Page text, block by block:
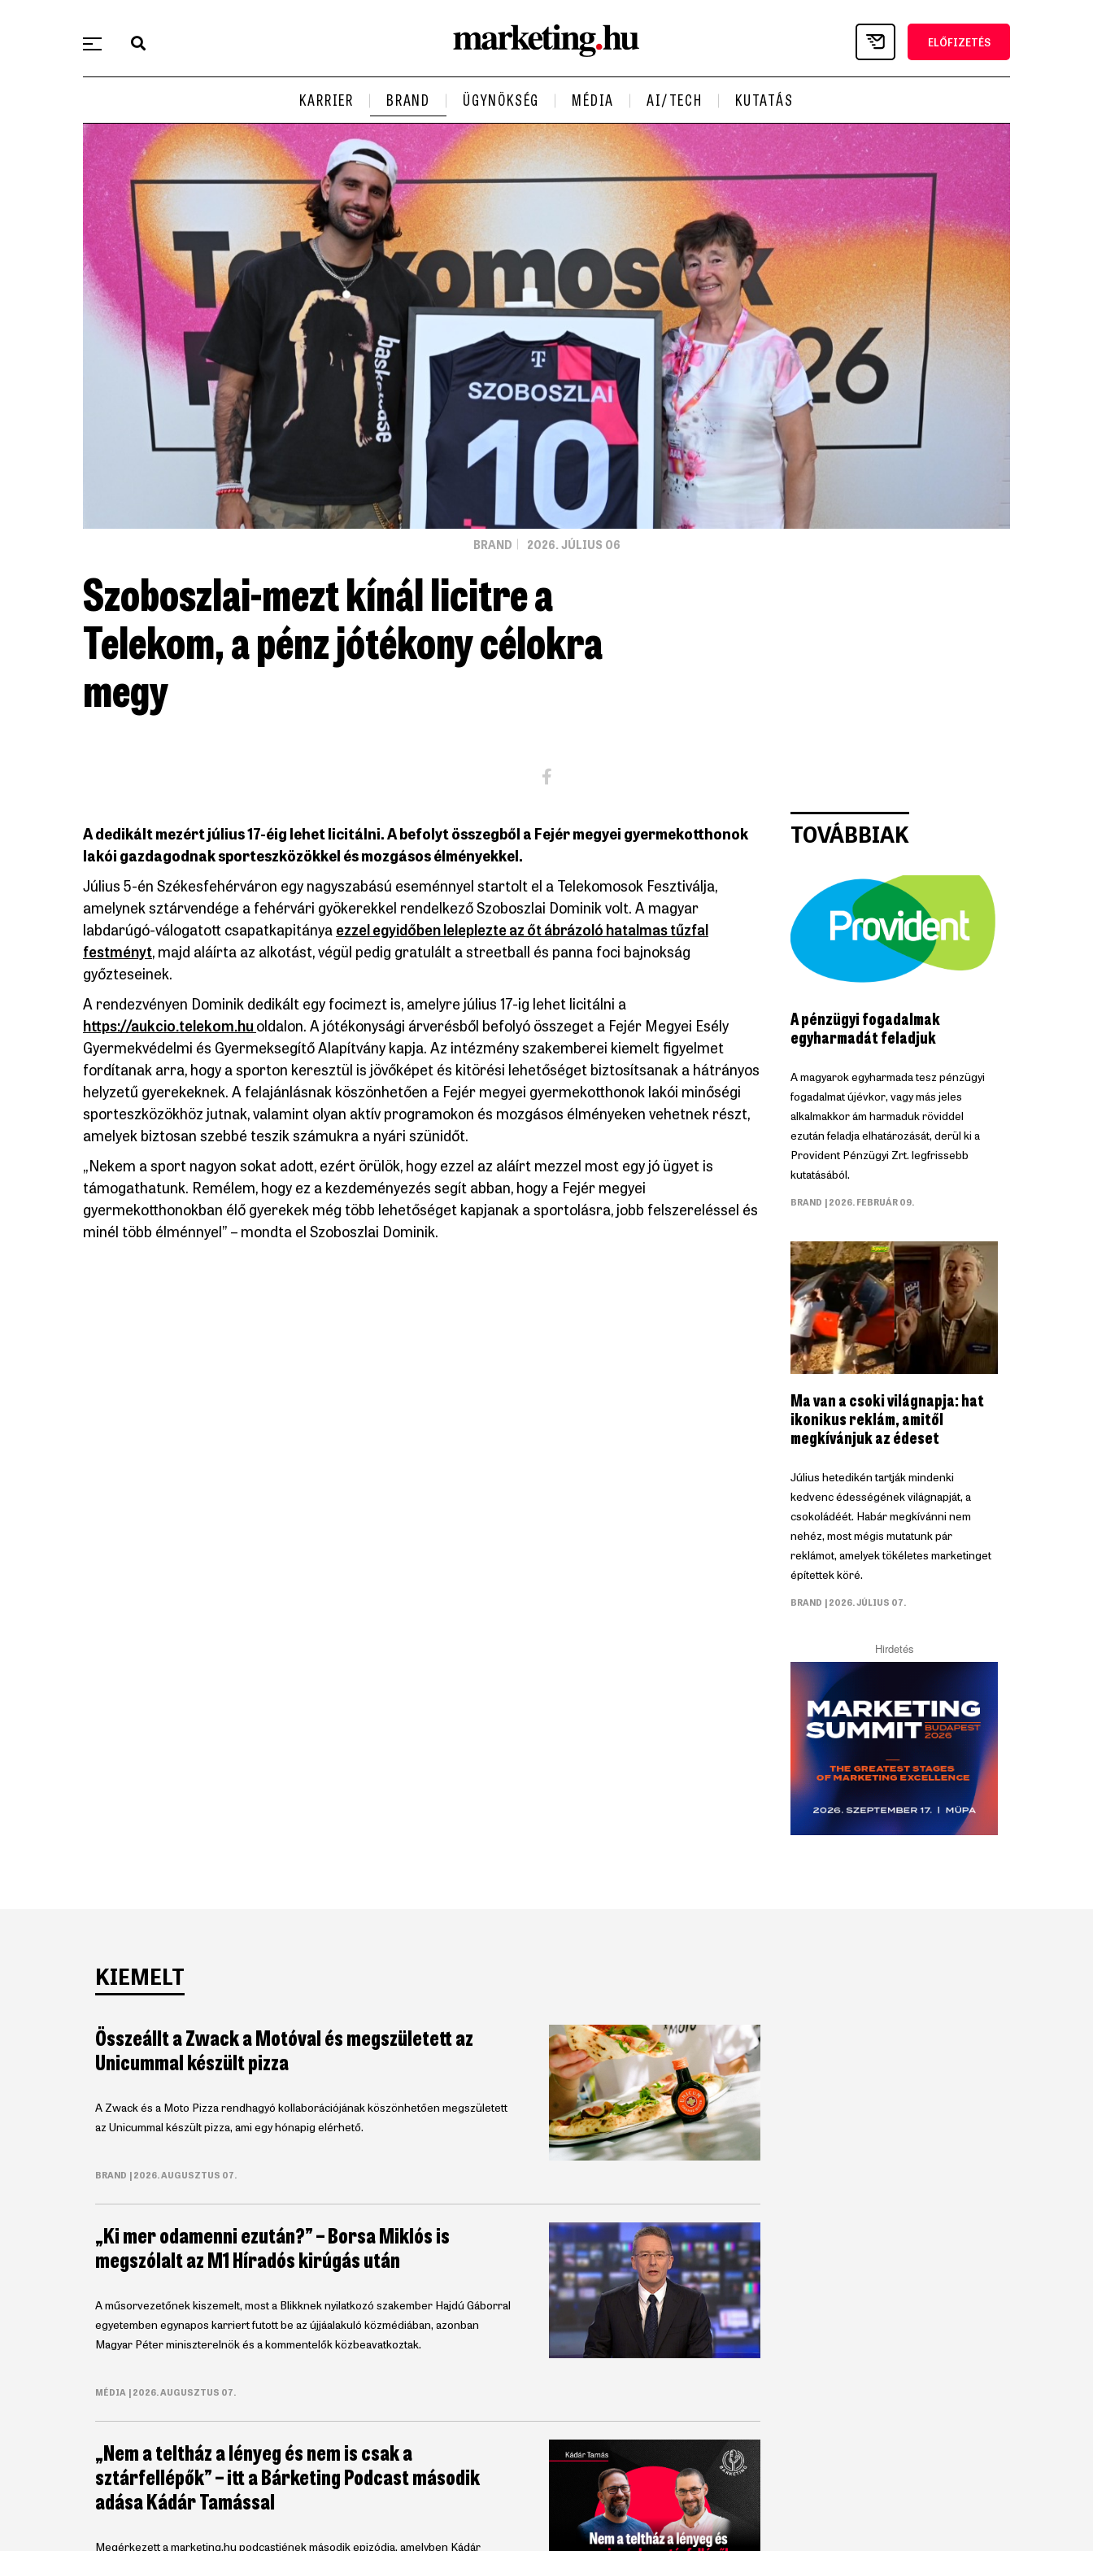
ELŐFIZETÉS
KARRIER BRAND ÜGYNÖKSÉG MÉDIA AI/TECH KUTATÁS
BRAND 2026. JÚLIUS 06
Szoboszlai-mezt kínál licitre a
Telekom, a pénz jótékony célokra
megy
A dedikált mezért július 17-éig lehet licitálni. A befolyt összegből a Fejér megyei gyermekotthonok
lakói gazdagodnak sporteszközökkel és mozgásos élményekkel.
Július 5-én Székesfehérváron egy nagyszabású eseménnyel startolt el a Telekomosok Fesztiválja,
amelynek sztárvendége a fehérvári gyökerekkel rendelkező Szoboszlai Dominik volt. A magyar
labdarúgó-válogatott csapatkapitányaezzel egyidőben leleplezte az őt ábrázoló hatalmas tűzfal
festményt, majd aláírta az alkotást, végül pedig gratulált a streetball és panna foci bajnokság
győzteseinek.
A rendezvényen Dominik dedikált egy focimezt is, amelyre július 17-ig lehet licitálni a
https://aukcio.telekom.huoldalon. A jótékonysági árverésből befolyó összeget a Fejér Megyei Esély
Gyermekvédelmi és Gyermeksegítő Alapítvány kapja. Az intézmény szakemberei kiemelt figyelmet
fordítanak arra, hogy a sporton keresztül is jövőképet és kitörési lehetőséget biztosítsanak a hátrányos
helyzetű gyerekeknek. A felajánlásnak köszönhetően a Fejér megyei gyermekotthonok lakói minőségi
sporteszközökhöz jutnak, valamint olyan aktív programokon és mozgásos élményeken vehetnek részt,
amelyek biztosan szebbé teszik számukra a nyári szünidőt.
„Nekem a sport nagyon sokat adott, ezért örülök, hogy ezzel az aláírt mezzel most egy jó ügyet is
támogathatunk. Remélem, hogy ez a kezdeményezés segít abban, hogy a Fejér megyei
gyermekotthonokban élő gyerekek még több lehetőséget kapjanak a sportolásra, jobb felszereléssel és
minél több élménnyel” – mondta el Szoboszlai Dominik.
TOVÁBBIAK
A pénzügyi fogadalmak
egyharmadát feladjuk
A magyarok egyharmada tesz pénzügyi
fogadalmat újévkor, vagy más jeles
alkalmakkor ám harmaduk röviddel
ezután feladja elhatározását, derül ki a
Provident Pénzügyi Zrt. legfrissebb
kutatásából.
BRAND | 2026. FEBRUÁR 09.
Ma van a csoki világnapja: hat
ikonikus reklám, amitől
megkívánjuk az édeset
Július hetedikén tartják mindenki
kedvenc édességének világnapját, a
csokoládéét. Habár megkívánni nem
nehéz, most mégis mutatunk pár
reklámot, amelyek tökéletes marketinget
építettek köré.
BRAND | 2026. JÚLIUS 07.
Hirdetés
KIEMELT
Összeállt a Zwack a Motóval és megszületett az
Unicummal készült pizza
A Zwack és a Moto Pizza rendhagyó kollaborációjának köszönhetően megszületett
az Unicummal készült pizza, ami egy hónapig elérhető.
BRAND | 2026. AUGUSZTUS 07.
„Ki mer odamenni ezután?” – Borsa Miklós is
megszólalt az M1 Híradós kirúgás után
A műsorvezetőnek kiszemelt, most a Blikknek nyilatkozó szakember Hajdú Gáborral
egyetemben egynapos karriert futott be az újjáalakuló közmédiában, azonban
Magyar Péter miniszterelnök és a kommentelők közbeavatkoztak.
MÉDIA | 2026. AUGUSZTUS 07.
„Nem a teltház a lényeg és nem is csak a
sztárfellépők” – itt a Bárketing Podcast második
adása Kádár Tamással
Megérkezett a marketing.hu podcastjének második epizódja, amelyben Kádár